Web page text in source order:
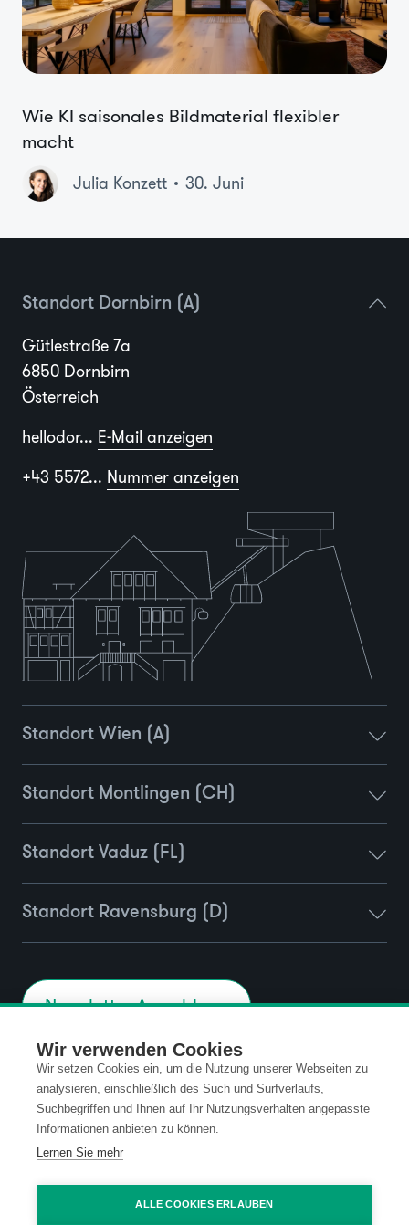
Wir verwenden Cookies
Wir setzen Cookies ein, um die Nutzung unserer Webseiten zu
analysieren, einschließlich des Such und Surfverlaufs,
Suchbegriffen und Ihnen auf Ihr Nutzungsverhalten angepasste
Informationen anbieten zu können.
Lernen Sie mehr
ALLE COOKIES ERLAUBEN
Wie KI saisonales Bildmaterial flexibler
macht
Julia Konzett 30. Juni
Standort Dornbirn (A)
Gütlestraße 7a
6850 Dornbirn
Österreich
hellodor... E-Mail anzeigen
+43 5572... Nummer anzeigen
Standort Wien (A)
Standort Montlingen (CH)
Standort Vaduz (FL)
Standort Ravensburg (D)
Newsletter Anmeldung
Kontakt
Impressum
AGB
Datenschutz
Code of Conduct